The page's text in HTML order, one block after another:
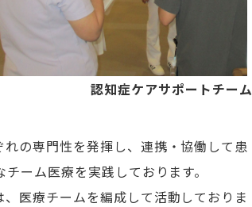
認知症ケアサポートチーム
の専門性を発揮し、連携・協働して患
ーム医療を実践しております。
医療チームを編成して活動しておりま